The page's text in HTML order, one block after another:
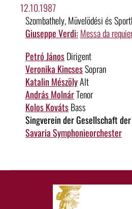
12.10.1987
Szombathely, Müvelödési és
Giuseppe Verdi: Messa da
Petró JánosDirigent
Veronika KincsesSopran
Katalin MészölyAlt
András MolnárTenor
Kolos KovátsBass
Singverein der Gesellschaft
Savaria Symphonieorchester